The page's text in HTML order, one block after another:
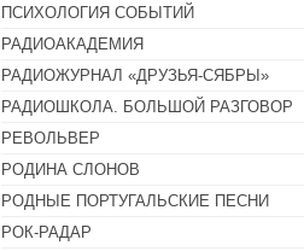
ПСИХОЛОГИЯ СОБЫТИЙ
РАДИОАКАДЕМИЯ
РАДИОЖУРНАЛ «ДРУЗЬЯ-СЯБРЫ»
РАДИОШКОЛА. БОЛЬШОЙ РАЗГОВОР
РЕВОЛЬВЕР
РОДИНА СЛОНОВ
РОДНЫЕ ПОРТУГАЛЬСКИЕ ПЕСНИ
РОК-РАДАР